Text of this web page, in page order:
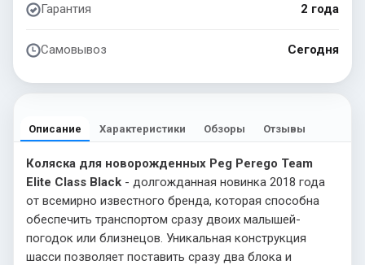
Гарантия 2 года
Самовывоз Сегодня
Описание Характеристики Обзоры Отзывы
Коляска для новорожденных Peg Perego Team
Elite Class Black - долгожданная новинка 2018 года
от всемирно известного бренда, которая способна
обеспечить транспортом сразу двоих малышей-
погодок или близнецов. Уникальная конструкция
шасси позволяет поставить сразу два блока и